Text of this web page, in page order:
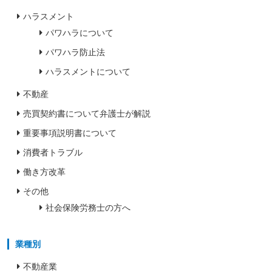
ハラスメント
パワハラについて
パワハラ防止法
ハラスメントについて
不動産
売買契約書について弁護士が解説
重要事項説明書について
消費者トラブル
働き方改革
その他
社会保険労務士の方へ
業種別
不動産業